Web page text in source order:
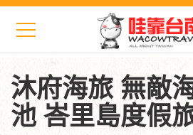
沐府海旅 無敵
池 峇里島度假